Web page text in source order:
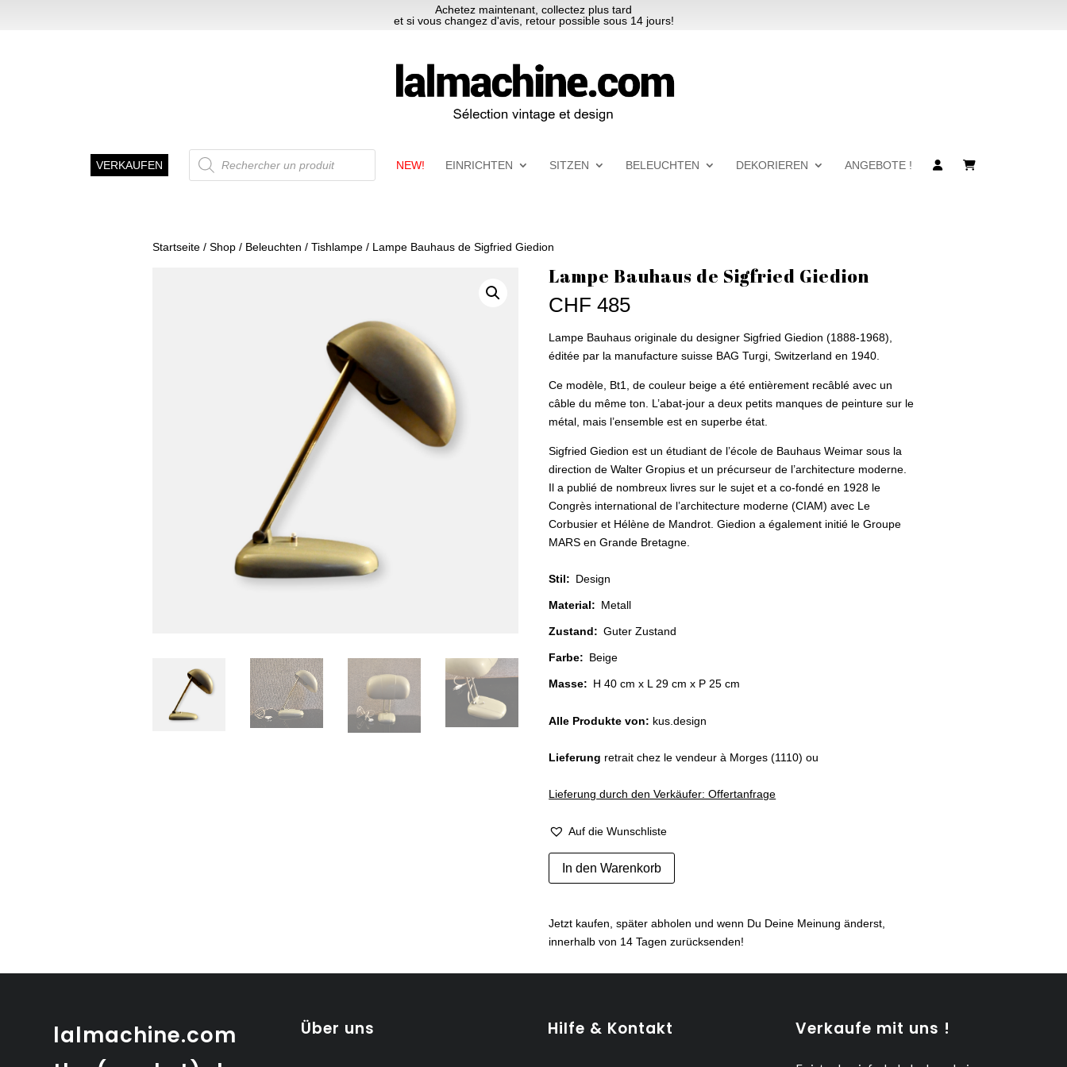
Achetez maintenant, collectez plus tard
et si vous changez d'avis, retour possible sous 14 jours!
VERKAUFEN
Recherche
de
produits
NEW! EINRICHTEN SITZEN BELEUCHTEN DEKORIEREN ANGEBOTE !
Startseite / Shop / Beleuchten / Tishlampe / Lampe Bauhaus de Sigfried Giedion
Lampe Bauhaus de Sigfried Giedion
CHF 485
Lampe Bauhaus originale du designer Sigfried Giedion (1888-1968),
éditée par la manufacture suisse BAG Turgi, Switzerland en 1940.
Ce modèle, Bt1, de couleur beige a été entièrement recâblé avec un
câble du même ton. L’abat-jour a deux petits manques de peinture sur le
métal, mais l’ensemble est en superbe état.
Sigfried Giedion est un étudiant de l’école de Bauhaus Weimar sous la
direction de Walter Gropius et un précurseur de l’architecture moderne.
Il a publié de nombreux livres sur le sujet et a co-fondé en 1928 le
Congrès international de l’architecture moderne (CIAM) avec Le
Corbusier et Hélène de Mandrot. Giedion a également initié le Groupe
MARS en Grande Bretagne.
Stil: Design
Material: Metall
Zustand: Guter Zustand
Farbe: Beige
Masse: H 40 cm x L 29 cm x P 25 cm
Alle Produkte von: kus.design
Lieferung retrait chez le vendeur à Morges (1110) ou
Lieferung durch den Verkäufer: Offertanfrage
Auf die Wunschliste
Lampe
Bauhaus
In den Warenkorb
Jetzt kaufen, später abholen und wenn Du Deine Meinung änderst,
innerhalb von 14 Tagen zurücksenden!
lalmachine.com
Über uns Hilfe & Kontakt Verkaufe mit uns !